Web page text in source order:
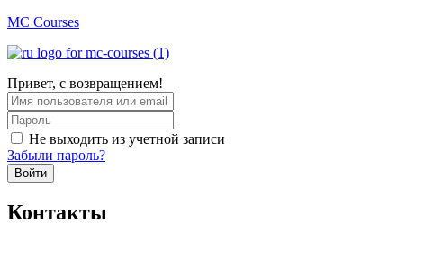
MC Courses
Привет, с возвращением!
Не выходить из учетной записи
Забыли пароль?
Войти
Контакты